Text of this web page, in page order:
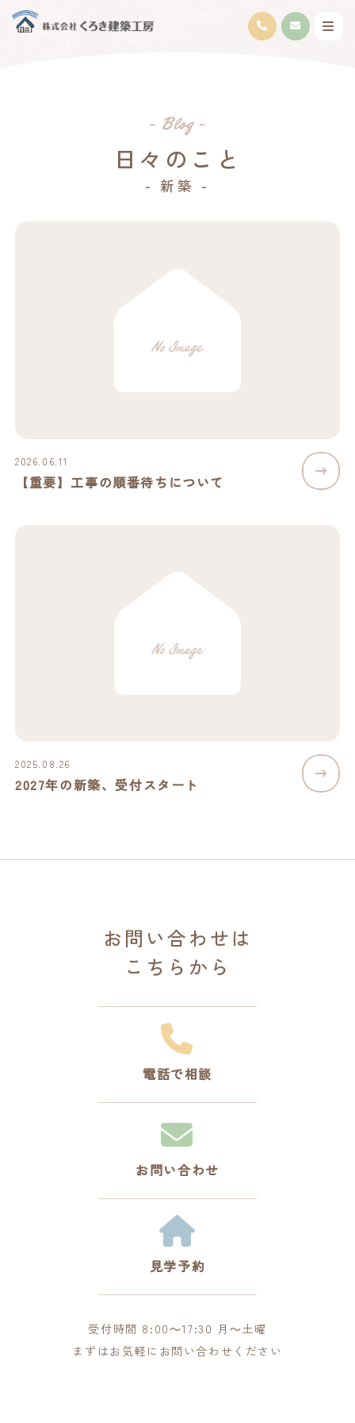
日々のこと
- 新築 -
2026.06.11
【重要】工事の順番待ちについて
2025.08.26
2027年の新築、受付スタート
お問い合わせは
こちらから
電話で相談
お問い合わせ
見学予約
受付時間 8:00～17:30 月～土曜
まずはお気軽にお問い合わせください